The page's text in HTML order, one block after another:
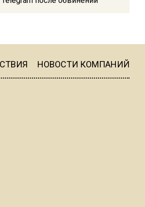
литров дождя наНОВОСТИ КОМПАНИЙ